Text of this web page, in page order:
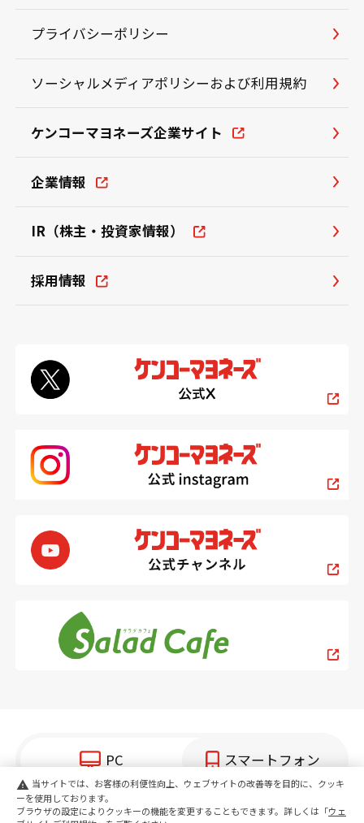
PC スマートフォン
プライバシーポリシー
ソーシャルメディアポリシーおよび利用規約
ケンコーマヨネーズ企業サイト
企業情報
IR（株主・投資家情報）
採用情報
copyright KENKO Mayonnaise Co.,Ltd.All rights reserved.
warning 当サイトでは、お客様の利便性向上、ウェブサイトの改善等を目的に、クッキ
ーを使用しております。
ブラウザの設定によりクッキーの機能を変更することもできます。詳しくは「ウェ